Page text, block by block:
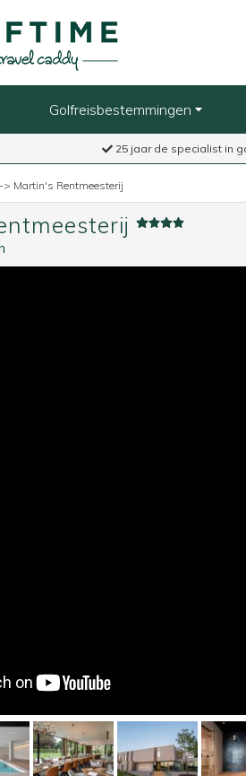
Golfreisbestemmingen
25 jaar de specialist in
-> Martin's Rentmeesterij